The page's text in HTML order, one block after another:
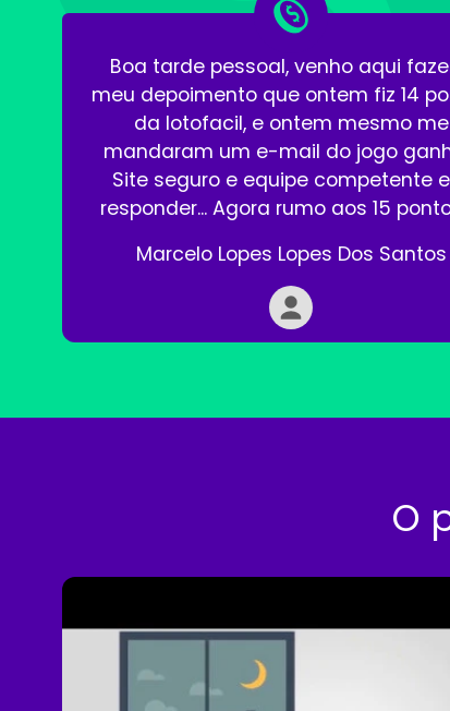
Boa tarde pessoal, venho aqui
meu depoimento que ontem fiz 14
da lotofacil, e ontem mesmo me
mandaram um e-mail do jogo
Site seguro e equipe competente
responder... Agora rumo aos 15
Marcelo Lopes Lopes Dos Santos
O